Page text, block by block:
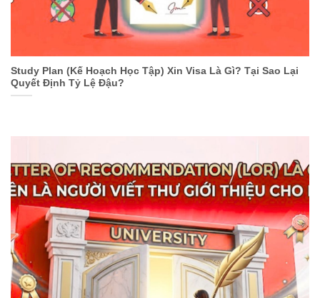
Study Plan (Kế Hoạch Học Tập) Xin Visa Là Gì? Tại Sao Lại
Quyết Định Tỷ Lệ Đậu?